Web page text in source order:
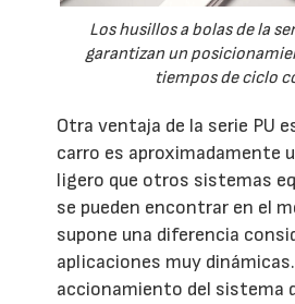
Los husillos a bolas de la
garantizan un
tiempos de ciclo
Otra ventaja de la serie PU
carro es aproximadamente
ligero que otros sistemas
se pueden encontrar en el
supone una diferencia
aplicaciones muy
accionamiento del sistema